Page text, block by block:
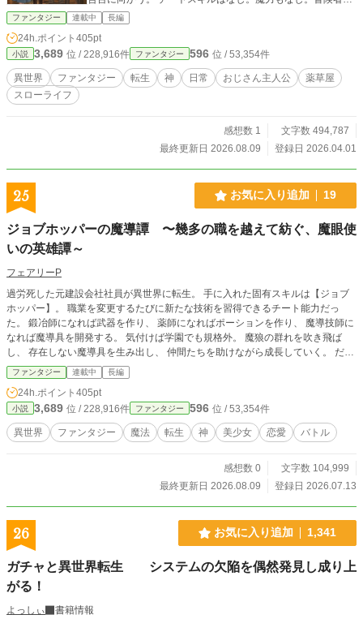
なるには遅すぎる。無双できる体力もない。 あるのは——三
十年間、薬草を刻み続けた手と、気づけば宿っていた不思議
な力と、目の前の人を放っておけない性分だけ。 神様への苦
情窓口は、今日も開いていない。 これは、遅すぎた転生者
が、それでも静かに誰かの役に立ちながら生きていく、ほの
ぼの異世界日常譚。 カクヨムで連載中 Amazonで電子書籍の
ファンタジー 連載中 長編
24h.ポイント 405pt
小説 3,689 位 / 228,916件 ファンタジー 596 位 / 53,354件
異世界 ファンタジー 転生 神 日常 おじさん主人公
薬草屋
スローライフ
感想数 1
文字数 494,787
最終更新日 2026.08.09
登録日 2026.04.01
25 お気に入り追加 19
ジョブホッパーの魔導譚 〜幾多の職を越えて紡ぐ、魔眼使
いの英雄譚～
フェアリーP
過労死した元建設会社社員が異世界に転生。 手に入れた固有スキルは【ジョブ
ホッパー】。 職業を変更するたびに新たな技術を習得できるチート能力だっ
た。 鍛冶師になれば武器を作り、 薬師になればポーションを作り、 魔導技師に
なれば魔導具を開発する。 気付けば学園でも規格外。 魔狼の群れを吹き飛ば
し、 存在しない魔導具を生み出し、 仲間たちを助けながら成長していく。 だが
本人の夢はただ一つ。 「せっかく異世界に来たんだから、世界中を旅してみた
い」 これは転職を繰り返した男が、あらゆる職業を極めながら異世界を駆け上
がる成長ファンタジー。
ファンタジー 連載中 長編
24h.ポイント 405pt
小説 3,689 位 / 228,916件 ファンタジー 596 位 / 53,354件
異世界 ファンタジー 魔法 転生 神 美少女 恋愛 バトル
感想数 0
文字数 104,999
最終更新日 2026.08.09
登録日 2026.07.13
26 お気に入り追加 1,341
ガチャと異世界転生 システムの欠陥を偶然発見し成り上
がる！
よっしぃ
書籍情報